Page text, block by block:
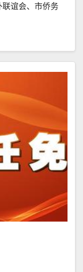
谊会、市侨务